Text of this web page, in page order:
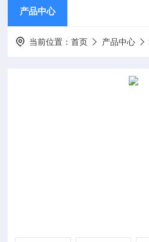
产品中心
当前位置：首页 产品中心